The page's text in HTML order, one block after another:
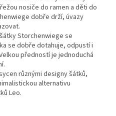
nosiče do ramen a děti do
dobře drží, úvazy
Storchenwiege se
se dobře dotahuje, odpustí i
předností je jednoduchá
různými designy šátků,
alternativu
Leo.